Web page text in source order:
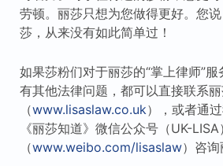
劳顿。丽莎只想为您做得更好。您
莎，从来没有如此简单过！
如果莎粉们对于丽莎的“掌上律师”
有其他法律问题，都可以直接联系
（www.lisaslaw.co.uk），或者通
《丽莎知道》微信公众号（UK-
（www.weibo.com/lisaslaw）咨询